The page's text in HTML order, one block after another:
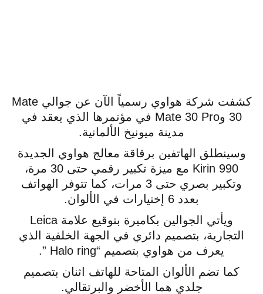
كشفت شركة هواوي رسمياً الآن عن جوالي Mate
30 وMate 30 Pro في مؤتمرها الذي يعقد في
مدينة ميونيخ الألمانية.
وسينطلق الهاتفين برقاقة معالج هواوي الجديدة
Kirin 990 مع ميزة تكبير رقمي حتى 30 مرة،
وتكبير بصري حتى 3 مرات، كما تتوفر الهواتف
بعدد 6 إختيارات في الألوان.
ويأتي الجوالين بكاميرة بتوقيع علامة Leica
التجارية، بتصميم دائري في الجهة الخلفية الذي
يعرف من هواوي بتصميم “Halo ring ”.
كما تضم الألوان المتاحة للهاتف اثنان بتصميم
جلدي هما الأخضر والبرتقالي.